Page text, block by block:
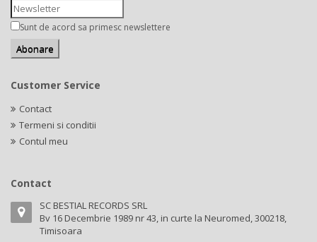
Sunt de acord sa primesc newslettere
Customer Service
Contact
Termeni si conditii
Contul meu
Contact
SC BESTIAL RECORDS SRL
Bv 16 Decembrie 1989 nr 43, in curte la Neuromed, 300218,
Timisoara